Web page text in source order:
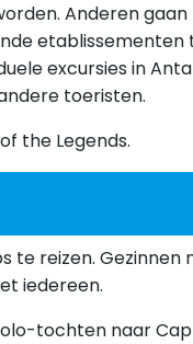
Anderen
excursies in
toeristen.
the Legends.
te reizen. Gezinnen
iedereen.
tochten naar